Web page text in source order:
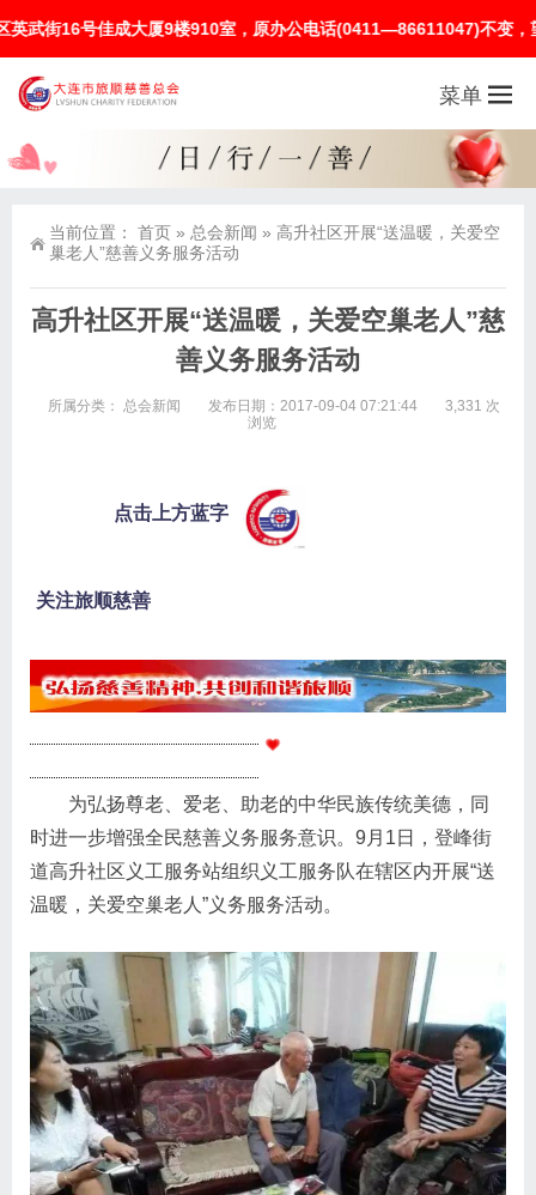
街16号佳成大厦9楼910室，原办公电话(0411—86611047)不变，望
菜单
当前位置： 首页 » 总会新闻 » 高升社区开展“送温暖，关爱空
巢老人”慈善义务服务活动
高升社区开展“送温暖，关爱空巢老人”慈
善义务服务活动
所属分类： 总会新闻 发布日期：2017-09-04 07:21:44
3,331 次
浏览
点击上方蓝字
关注旅顺慈善
为弘扬尊老、爱老、助老的中华民族传统美德，同
时进一步增强全民慈善义务服务意识。9月1日，登峰街
道高升社区义工服务站组织义工服务队在辖区内开展“送
温暖，关爱空巢老人”义务服务活动。